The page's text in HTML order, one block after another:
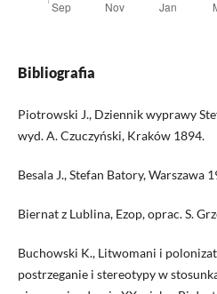
Bibliografia
Piotrowski J., Dziennik wyprawy
wyd. A. Czuczyński, Kraków 1894.
Besala J., Stefan Batory, Warszawa
Biernat z Lublina, Ezop, oprac. S.
Buchowski K., Litwomani i
postrzeganie i stereotypy w